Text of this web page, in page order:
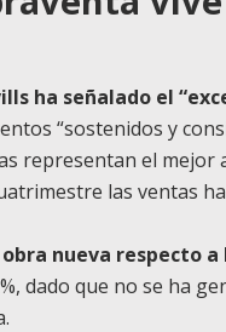
ha señalado el
“sostenidos y
representan el mejor
las ventas
nueva respecto
dado que no se ha